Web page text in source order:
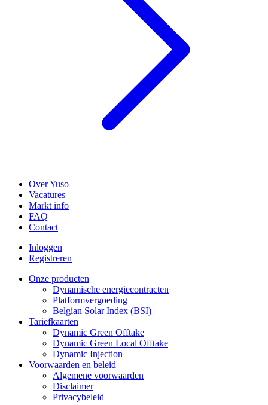
Over Yuso
Vacatures
Markt info
FAQ
Contact
Inloggen
Registreren
Onze producten
Dynamische energiecontracten
Platformvergoeding
Belgian Solar Index (BSI)
Tariefkaarten
Dynamic Green Offtake
Dynamic Green Local Offtake
Dynamic Injection
Voorwaarden en beleid
Algemene voorwaarden
Disclaimer
Privacybeleid